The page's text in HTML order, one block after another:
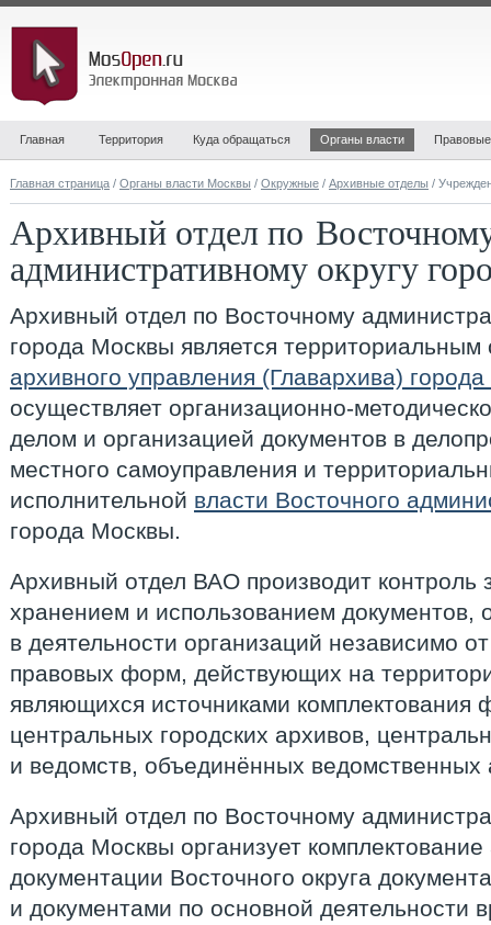
Главная Территория Куда обращаться Органы власти
Главная страница / Органы власти Москвы / Окружные / Архивные отделы /
Архивный отдел по
административному округу
Архивный отдел по Восточному
города Москвы является
архивного управления (Главархива)
осуществляет организационно-
делом и организацией документов в
местного самоуправления и
исполнительной власти Восточного
города Москвы.
Архивный отдел ВАО производит контроль
хранением и использованием документов,
в деятельности организаций независимо
правовых форм, действующих на
являющихся источниками комплектования
центральных городских архивов,
и ведомств, объединённых ведомственных
Архивный отдел по Восточному
города Москвы организует
документации Восточного округа
и документами по основной деятельности